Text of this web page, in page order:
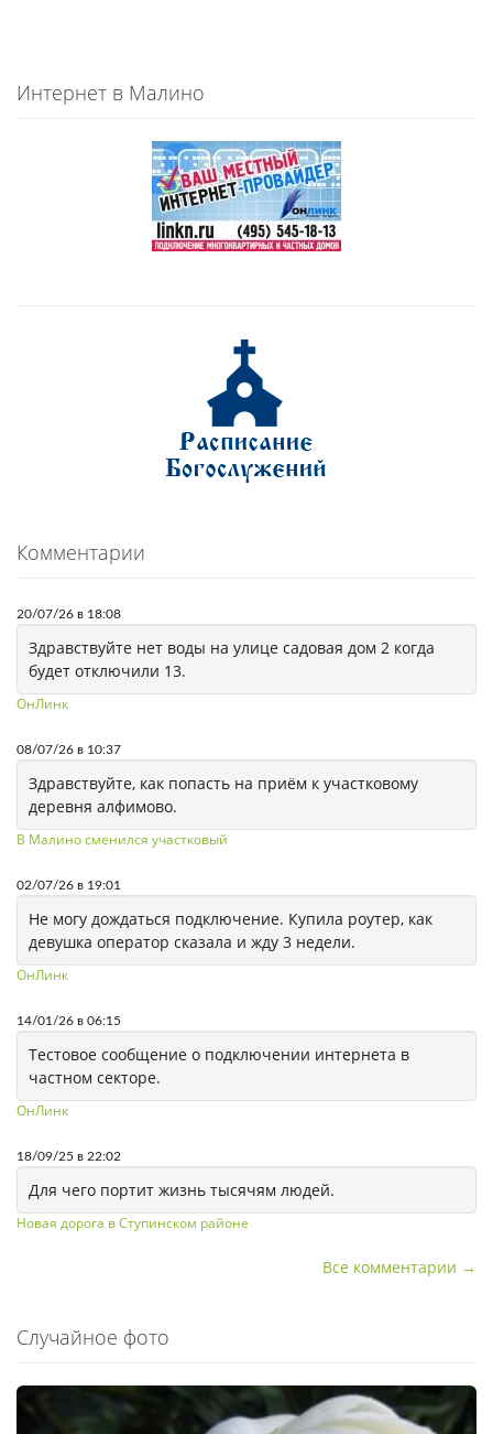
Интернет в Малино
Комментарии
20/07/26 в 18:08
Здравствуйте нет воды на улице садовая дом 2 когда
будет отключили 13.
ОнЛинк
08/07/26 в 10:37
Здравствуйте, как попасть на приём к участковому
деревня алфимово.
В Малино сменился участковый
02/07/26 в 19:01
Не могу дождаться подключение. Купила роутер, как
девушка оператор сказала и жду 3 недели.
ОнЛинк
14/01/26 в 06:15
Тестовое сообщение о подключении интернета в
частном секторе.
ОнЛинк
18/09/25 в 22:02
Для чего портит жизнь тысячям людей.
Новая дорога в Ступинском районе
Все комментарии →
Случайное фото